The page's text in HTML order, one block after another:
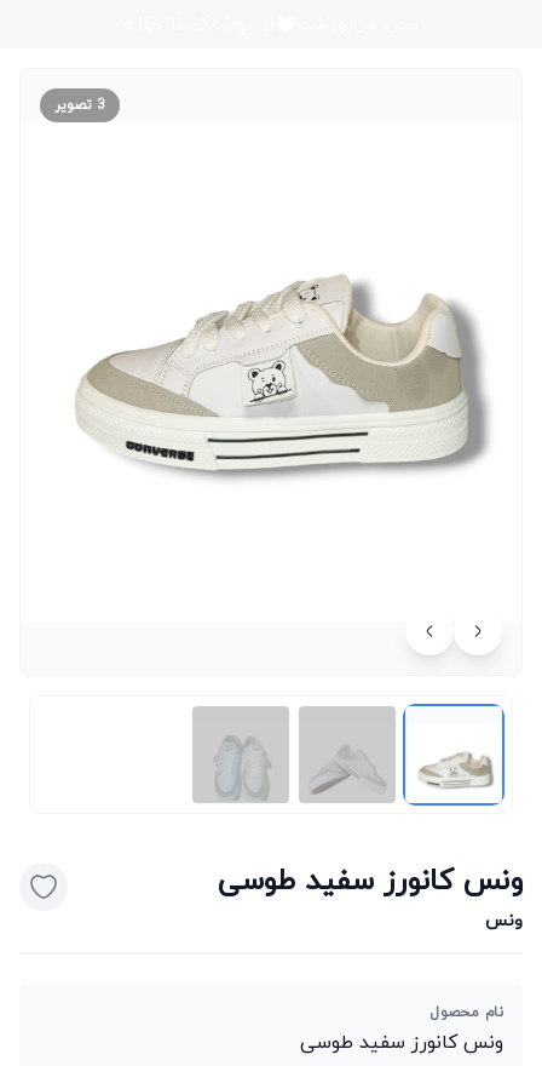
3 تصویر
ونس کانورز سفید طوسی
ونس
نام محصول
ونس کانورز سفید طوسی